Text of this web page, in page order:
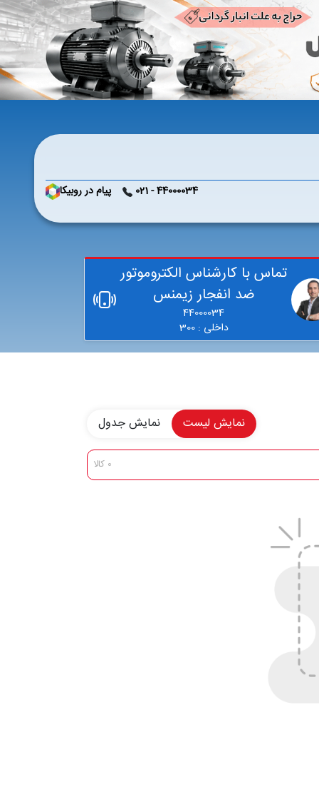
44000034 - 021 پیام در روبیکا
تماس با کارشناس الکتروموتور
ضد انفجار زیمنس
44000034
داخلی : 300
نمایش لیست نمایش جدول
0 کالا